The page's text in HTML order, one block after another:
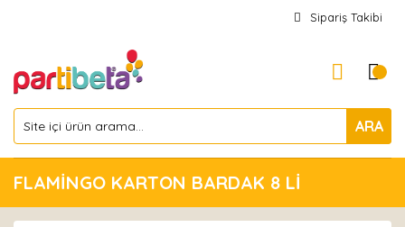
Sipariş Takibi
ARA
FLAMİNGO KARTON BARDAK 8 Lİ